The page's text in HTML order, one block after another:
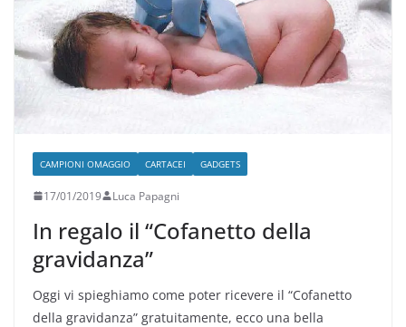
CAMPIONI OMAGGIO CARTACEI GADGETS
17/01/2019 Luca Papagni
In regalo il “Cofanetto della
gravidanza”
Oggi vi spieghiamo come poter ricevere il “Cofanetto
della gravidanza” gratuitamente, ecco una bella